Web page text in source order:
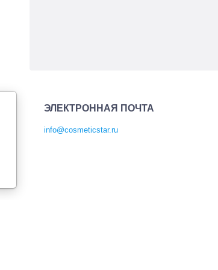
ЭЛЕКТРОННАЯ ПОЧТА
info@cosmeticstar.ru